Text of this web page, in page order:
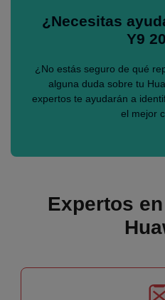
¿Necesitas
Y9
¿No estás seguro de qué
alguna duda sobre tu
expertos te ayudarán a
el mejor
Expertos